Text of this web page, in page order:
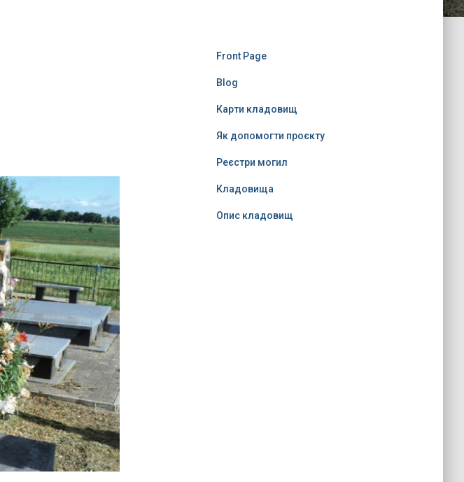
Front Page
Blog
Карти кладовищ
Як допомогти проєкту
Реєстри могил
Кладовища
Опис кладовищ